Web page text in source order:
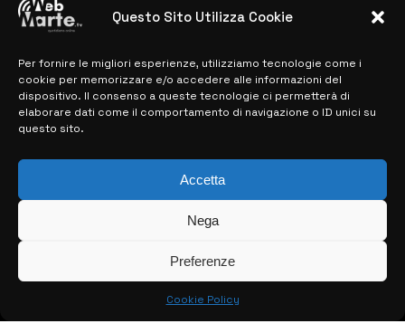
Questo Sito Utilizza Cookie
Per fornire le migliori esperienze, utilizziamo tecnologie come i
cookie per memorizzare e/o accedere alle informazioni del
dispositivo. Il consenso a queste tecnologie ci permetterà di
elaborare dati come il comportamento di navigazione o ID unici su
questo sito.
Accetta
Nega
Preferenze
Cookie Policy
28 MARZO 2024
MAPPA DEL SITO
> NOTIZIE
> CONTATTI